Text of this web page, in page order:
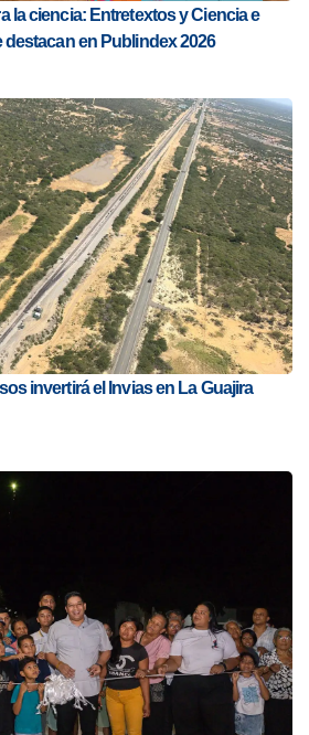
la ciencia: Entretextos y Ciencia e
destacan en Publindex 2026
invertirá el Invias en La Guajira